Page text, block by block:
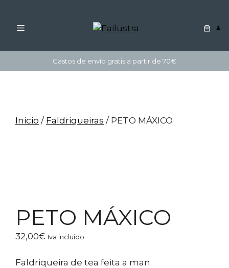
ao
Gastos de envío gratis a partir de 70€
MENÚ
Inicio / Faldriqueiras / PETO MÁXICO
PETO MÁXICO
32,00€ Iva incluido
Faldriqueira de tea feita a man.